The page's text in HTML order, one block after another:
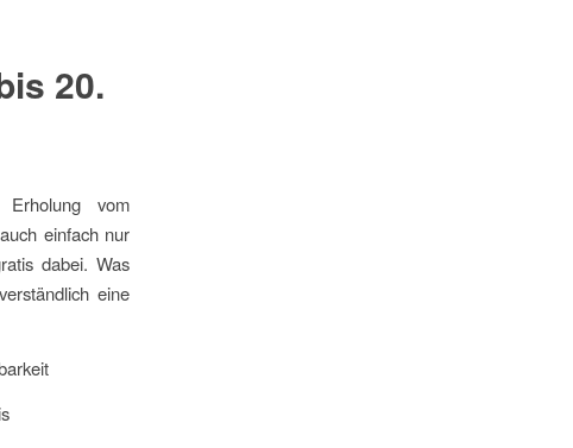
20.
vom
einfach nur
dabei. Was
eine